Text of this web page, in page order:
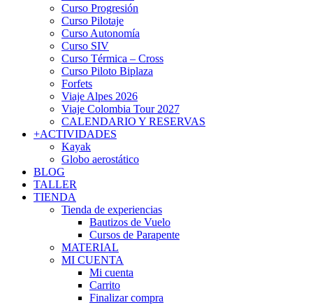
Curso Progresión
Curso Pilotaje
Curso Autonomía
Curso SIV
Curso Térmica – Cross
Curso Piloto Biplaza
Forfets
Viaje Alpes 2026
Viaje Colombia Tour 2027
CALENDARIO Y RESERVAS
+ACTIVIDADES
Kayak
Globo aerostático
BLOG
TALLER
TIENDA
Tienda de experiencias
Bautizos de Vuelo
Cursos de Parapente
MATERIAL
MI CUENTA
Mi cuenta
Carrito
Finalizar compra